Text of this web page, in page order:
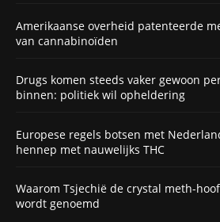
Amerikaanse overheid patenteerde
van cannabinoïden
Drugs komen steeds vaker gewoon
binnen: politiek wil opheldering
Europese regels botsen met
hennep met nauwelijks THC
Waarom Tsjechië de crystal meth-
wordt genoemd